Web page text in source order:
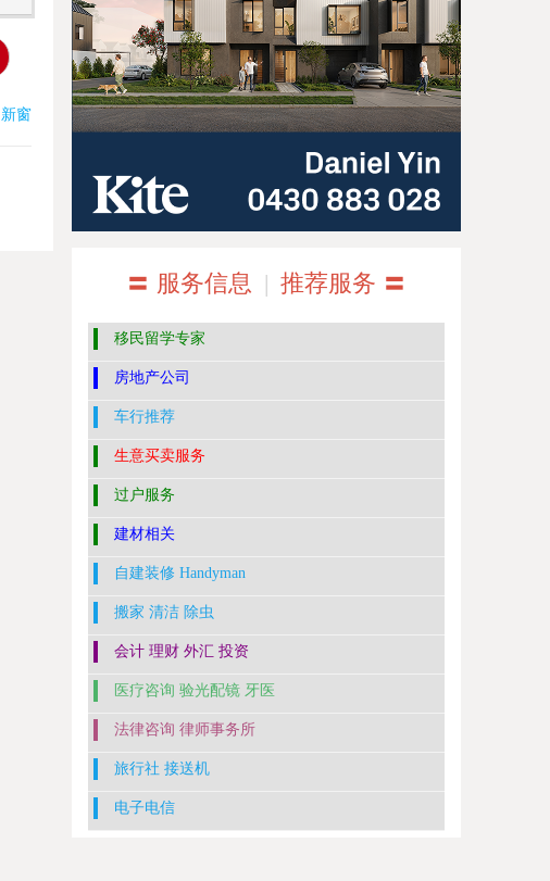
新窗
〓 服务信息 | 推荐服务 〓
移民留学专家
房地产公司
车行推荐
生意买卖服务
过户服务
建材相关
自建装修 Handyman
搬家 清洁 除虫
会计 理财 外汇 投资
医疗咨询 验光配镜 牙医
法律咨询 律师事务所
旅行社 接送机
电子电信